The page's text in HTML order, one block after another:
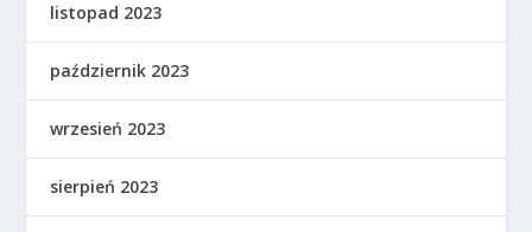
listopad 2023
październik 2023
wrzesień 2023
sierpień 2023